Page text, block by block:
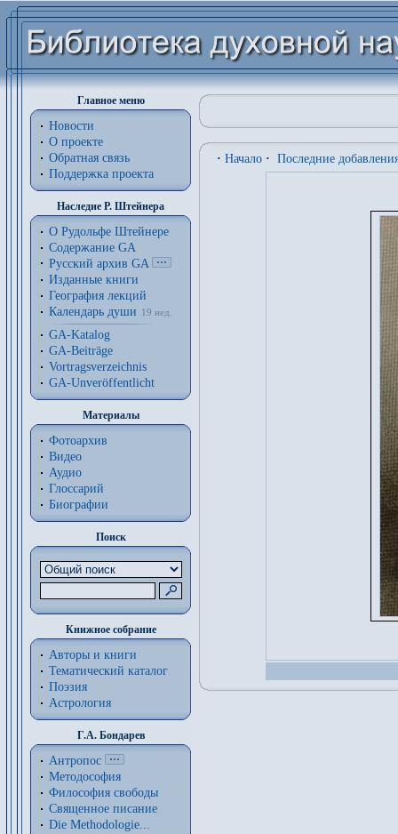
Главное меню
Новости
О проекте
Обратная связь
Поддержка проекта
Наследие Р. Штейнера
О Рудольфе Штейнере
Содержание GA
Русский архив GA
Изданные книги
География лекций
Календарь души
19 нед.
GA-Katalog
GA-Beiträge
Vortragsverzeichnis
GA-Unveröffentlicht
Материалы
Фотоархив
Видео
Аудио
Глоссарий
Биографии
Поиск
Книжное собрание
Авторы и книги
Тематический каталог
Поэзия
Астрология
Г.А. Бондарев
Антропос
Методософия
Философия cвободы
Священное писание
Die Methodologie...
· Начало · Последние